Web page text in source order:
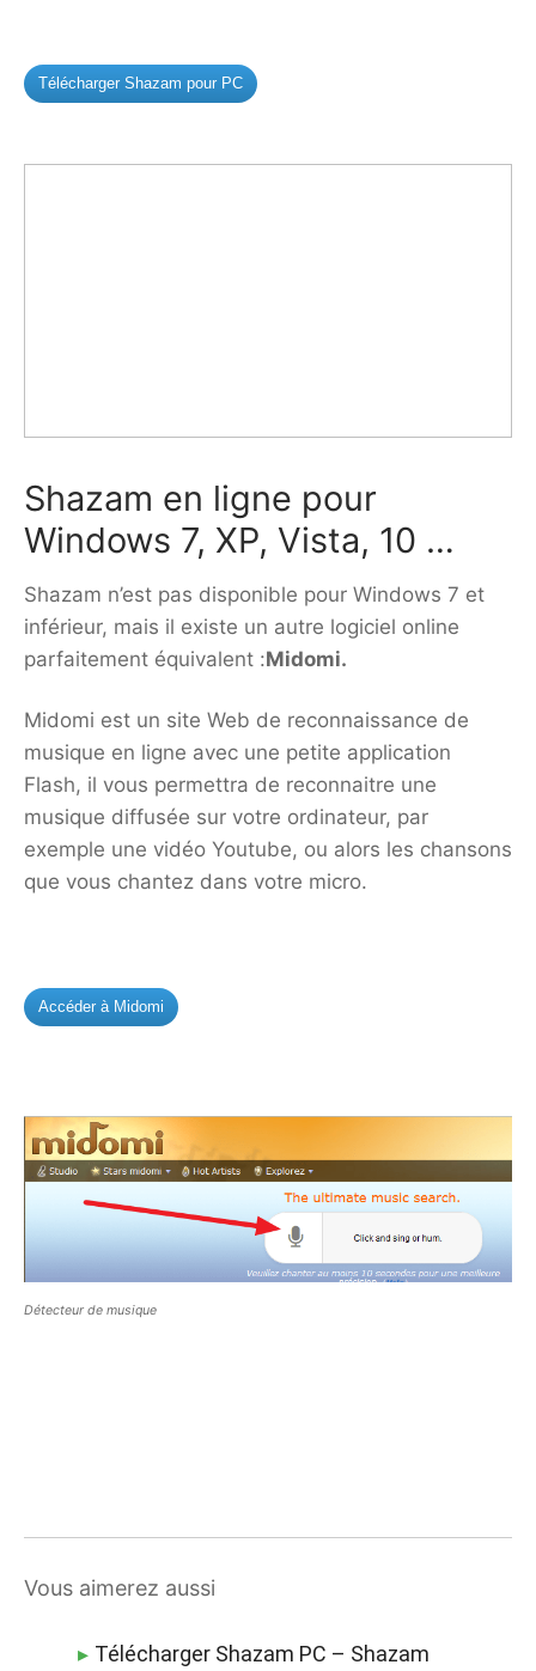
Télécharger Shazam pour PC
Shazam en ligne pour
Windows 7, XP, Vista, 10 …
Shazam n’est pas disponible pour Windows 7 et
inférieur, mais il existe un autre logiciel online
parfaitement équivalent :Midomi.
Midomi est un site Web de reconnaissance de
musique en ligne avec une petite application
Flash, il vous permettra de reconnaitre une
musique diffusée sur votre ordinateur, par
exemple une vidéo Youtube, ou alors les chansons
que vous chantez dans votre micro.
Accéder à Midomi
Détecteur de musique
Vous aimerez aussi
Télécharger Shazam PC – Shazam